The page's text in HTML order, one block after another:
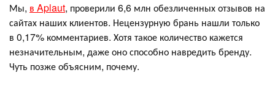
Мы, в Aplaut, проверили 6,6 млн обезличенных отзывов на
сайтах наших клиентов. Нецензурную брань нашли только
в 0,17% комментариев. Хотя такое количество кажется
незначительным, даже оно способно навредить бренду.
Чуть позже объясним, почему.